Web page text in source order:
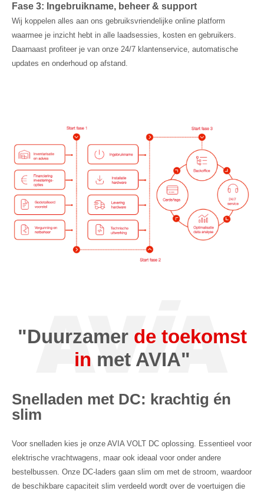
Fase 3: Ingebruikname, beheer & support
Wij koppelen alles aan ons gebruiksvriendelijke online platform
waarmee je inzicht hebt in alle laadsessies, kosten en gebruikers.
Daarnaast profiteer je van onze 24/7 klantenservice, automatische
updates en onderhoud op afstand.
"Duurzamer de toekomst
in met AVIA"
Snelladen met DC: krachtig én
slim
Voor snelladen kies je onze AVIA VOLT DC oplossing. Essentieel voor
elektrische vrachtwagens, maar ook ideaal voor onder andere
bestelbussen. Onze DC-laders gaan slim om met de stroom, waardoor
de beschikbare capaciteit slim verdeeld wordt over de voertuigen die